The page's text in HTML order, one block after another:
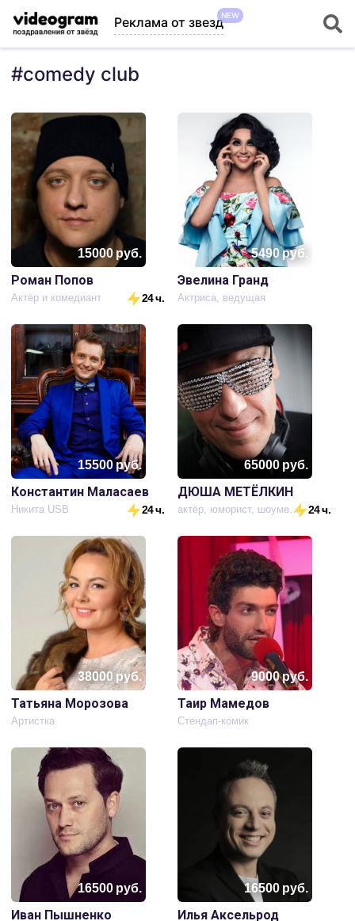
Реклама от звездNEW
#comedy club
15000руб.
Роман Попов
Актёр и комедиант 24 ч.
5490руб.
Эвелина Гранд
Актриса, ведущая
15500руб.
Константин Маласаев
Никита USB 24 ч.
65000руб.
ДЮША МЕТЁЛКИН
актёр, юморист, шоумен, ди-джей 24 ч.
38000руб.
Татьяна Морозова
Артистка
9000руб.
Таир Мамедов
Стендап-комик
16500руб.
Иван Пышненко
16500руб.
Илья Аксельрод